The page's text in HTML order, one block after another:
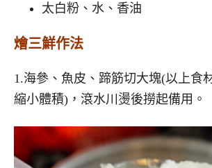
太白粉、水、香油
燴三鮮作法
1.海參、魚皮、蹄筋切大塊(以上食
縮小體積)，滾水川燙後撈起備用。